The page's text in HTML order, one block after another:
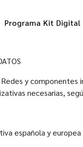
Programa Kit Digital
y
necesarias,
española y